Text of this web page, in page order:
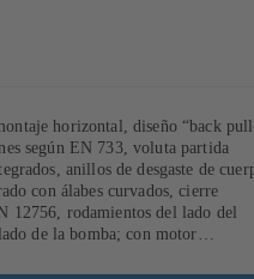
horizontal, diseño “back
según EN 733, voluta partida
anillos de desgaste de
con álabes curvados, cierre
12756, rodamientos del lado del
de la bomba; con motor